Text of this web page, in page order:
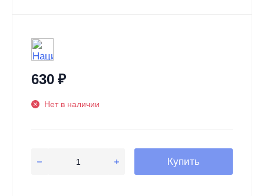
630₽
Нет в наличии
Купить